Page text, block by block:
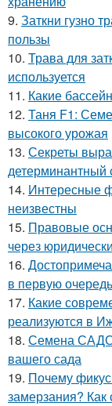
9. Заткни гузно
пользы
10. Трава для
используется
11. Какие
12. Таня F1:
высокого урожая
13. Секреты
детерминантный
14. Интересные
неизвестны
15. Правовые
через
16.
в первую очередь
17. Какие
реализуются в
18. Семена
вашего сада
19. Почему
замерзания? Как